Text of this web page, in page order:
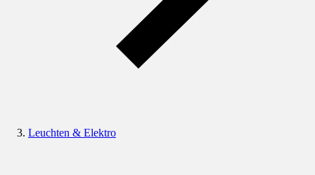
Leuchten & Elektro